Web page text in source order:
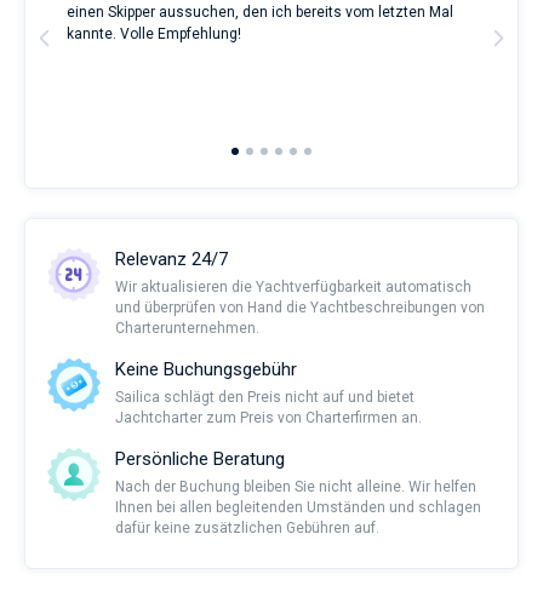
einen Skipper aussuchen, den ich bereits vom letzten Mal
kannte. Volle Empfehlung!
Relevanz 24/7
Wir aktualisieren die Yachtverfügbarkeit automatisch
und überprüfen von Hand die Yachtbeschreibungen von
Charterunternehmen.
Keine Buchungsgebühr
Sailica schlägt den Preis nicht auf und bietet
Jachtcharter zum Preis von Charterfirmen an.
Persönliche Beratung
Nach der Buchung bleiben Sie nicht alleine. Wir helfen
Ihnen bei allen begleitenden Umständen und schlagen
dafür keine zusätzlichen Gebühren auf.